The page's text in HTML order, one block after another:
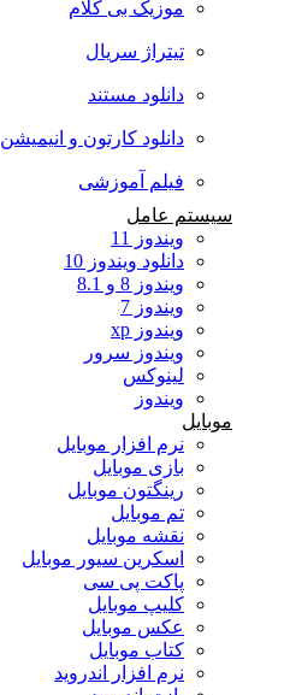
موزیک بی کلام
تیتراژ سریال
دانلود مستند
دانلود کارتون و انیمیشن
فیلم آموزشی
سیستم عامل
ویندوز 11
دانلود ویندوز 10
ویندوز 8 و 8.1
ویندوز 7
ویندوز xp
ویندوز سرور
لینوکس
ویندوز
موبایل
نرم افزار موبایل
بازی موبایل
رینگتون موبایل
تم موبایل
نقشه موبایل
اسکرین سیور موبایل
پاکت پی سی
کلیپ موبایل
عکس موبایل
کتاب موبایل
نرم افزار اندروید